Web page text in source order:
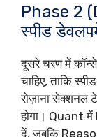
Phase 2
स्पीड
दूसरे चरण में
चाहिए, ताकि
रोज़ाना सेक्शनल
होगा। Quant
दें, जबकि